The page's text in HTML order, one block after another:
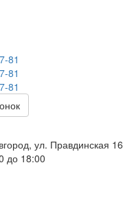
81
81
81
ул. Правдинская 16
до 18:00